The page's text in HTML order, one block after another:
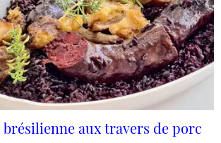
aux travers de porc